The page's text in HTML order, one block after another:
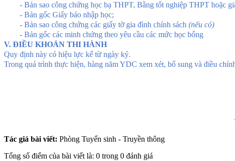
- Bản sao công chứng học bạ THPT, Bằng tốt nghiệp
- Bản gốc Giấy báo nhập học;
- Bản sao công chứng các giấy tờ gia đình chính sách (nếu có)
- Bản gốc các minh chứng theo yêu cầu các mức học bổng
V. ĐIỀU KHOẢN THI HÀNH
Quy định này có hiệu lực kể từ ngày ký.
Trong quá trình thực hiện, hàng năm YDC xem xét, bổ sung và điều
Th.s
Tác giả bài viết: Phòng Tuyển sinh - Truyền thông
Tổng số điểm của bài viết là: 0 trong 0 đánh giá